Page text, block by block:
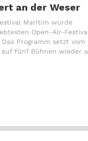
an der Weser
Maritim wurde
Open-Air-
Programm setzt vom
fünf Bühnen wieder